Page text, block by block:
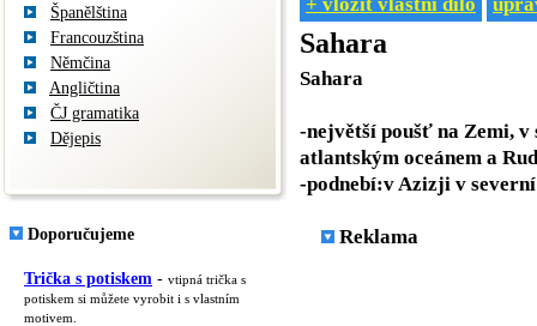
Španělština
Francouzština
Němčina
Angličtina
ČJ gramatika
Dějepis
Doporučujeme
Trička s potiskem - vtipná trička s
potiskem si můžete vyrobit i s vlastním
motivem.
Sahara
Sahara
-největší poušť na Zemi,
atlantským oceánem a
-podnebí:v Azizji v
Reklama